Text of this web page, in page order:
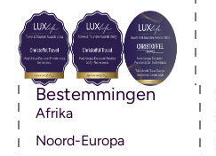
Bestemmingen
Afrika
Noord-Europa